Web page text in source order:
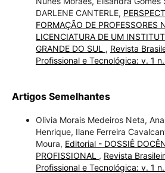
DARLENE CANTERLE,
FORMAÇÃO DE PROFESSORES
LICENCIATURA DE UM
GRANDE DO SUL , Revista
Profissional e Tecnológica: v. 1
Artigos Semelhantes
Olivia Morais Medeiros Neta,
Henrique, Ilane Ferreira
Moura, Editorial - DOSSIÊ
PROFISSIONAL , Revista
Profissional e Tecnológica: v. 1